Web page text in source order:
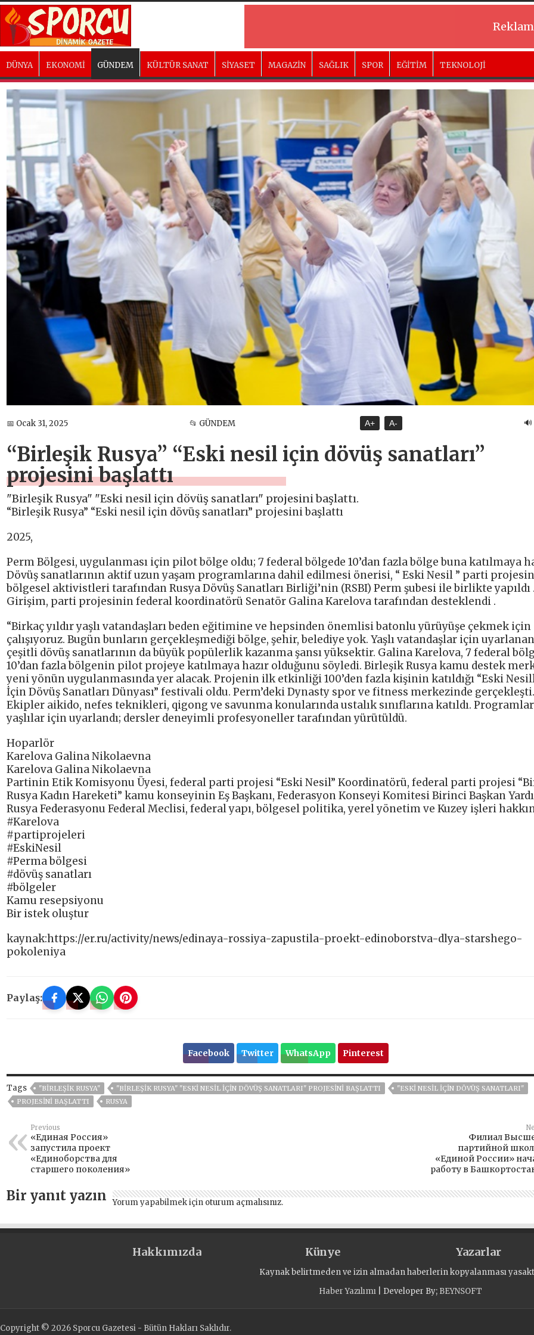
DÜNYA EKONOMİ GÜNDEM KÜLTÜR SANAT SİYASET MAGAZİN SAĞLIK SPOR EĞİTİM TEKNOLOJİ
📅 Ocak 31, 2025 📂 GÜNDEM A+ A- 🔊
“Birleşik Rusya” “Eski nesil için dövüş sanatları”
projesini başlattı
"Birleşik Rusya" "Eski nesil için dövüş sanatları" projesini başlattı.
“Birleşik Rusya” “Eski nesil için dövüş sanatları” projesini başlattı
2025,
Perm Bölgesi, uygulanması için pilot bölge oldu; 7 federal bölgede 10’dan fazla bölge buna katılmaya
Dövüş sanatlarının aktif uzun yaşam programlarına dahil edilmesi önerisi, “ Eski Nesil ” parti
bölgesel aktivistleri tarafından Rusya Dövüş Sanatları Birliği’nin (RSBI) Perm şubesi ile birlikte yapıldı
Girişim, parti projesinin federal koordinatörü Senatör Galina Karelova tarafından desteklendi .
“Birkaç yıldır yaşlı vatandaşları beden eğitimine ve hepsinden önemlisi batonlu yürüyüşe çekmek için
çalışıyoruz. Bugün bunların gerçekleşmediği bölge, şehir, belediye yok. Yaşlı vatandaşlar için uyarlanan
çeşitli dövüş sanatlarının da büyük popülerlik kazanma şansı yüksektir. Galina Karelova, 7 federal
10’dan fazla bölgenin pilot projeye katılmaya hazır olduğunu söyledi. Birleşik Rusya kamu destek
yeni yönün uygulanmasında yer alacak. Projenin ilk etkinliği 100’den fazla kişinin katıldığı “Eski
İçin Dövüş Sanatları Dünyası” festivali oldu. Perm’deki Dynasty spor ve fitness merkezinde gerçekleşti.
Ekipler aikido, nefes teknikleri, qigong ve savunma konularında ustalık sınıflarına katıldı. Programlar
yaşlılar için uyarlandı; dersler deneyimli profesyoneller tarafından yürütüldü.
Hoparlör
Karelova Galina Nikolaevna
Karelova Galina Nikolaevna
Partinin Etik Komisyonu Üyesi, federal parti projesi “Eski Nesil” Koordinatörü, federal parti projesi
Rusya Kadın Hareketi” kamu konseyinin Eş Başkanı, Federasyon Konseyi Komitesi Birinci Başkan
Rusya Federasyonu Federal Meclisi, federal yapı, bölgesel politika, yerel yönetim ve Kuzey işleri
#Karelova
#partiprojeleri
#EskiNesil
#Perma bölgesi
#dövüş sanatları
#bölgeler
Kamu resepsiyonu
Bir istek oluştur
kaynak:https://er.ru/activity/news/edinaya-rossiya-zapustila-proekt-edinoborstva-dlya-starshego-
pokoleniya
Paylaş:
Facebook Twitter WhatsApp Pinterest
Tags "BIRLEŞIK RUSYA" "BIRLEŞIK RUSYA" "ESKI NESIL IÇIN DÖVÜŞ SANATLARI" PROJESINI BAŞLATTI
"ESKI NESIL IÇIN DÖVÜŞ SANATLARI"
PROJESINI BAŞLATTI
RUSYA
Previous
«Единая Россия»
запустила проект
«Единоборства для
старшего поколения»
Филиал
партийной
«Единой России»
работу в
Bir yanıt yazın Yorum yapabilmek için oturum açmalısınız.
Hakkımızda Künye Yazarlar
Kaynak belirtmeden ve izin almadan haberlerin kopyalanması
Haber Yazılımı | Developer By; BEYNSOFT
Copyright © 2026 Sporcu Gazetesi - Bütün Hakları Saklıdır.